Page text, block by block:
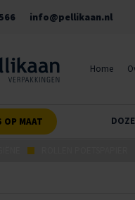
info@pellikaan.nl
Home
OP MAAT